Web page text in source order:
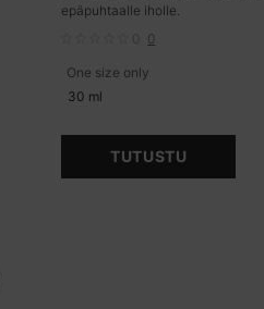
epäpuhtaalle iholle.
0
One size only
30 ml
TUTUSTU